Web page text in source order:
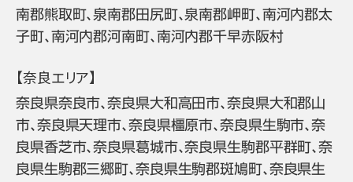
南郡熊取町、泉南郡田尻町、泉南郡岬町、南河内郡太
子町、南河内郡河南町、南河内郡千早赤阪村
【奈良エリア】
奈良県奈良市、奈良県大和高田市、奈良県大和郡山
市、奈良県天理市、奈良県橿原市、奈良県生駒市、奈
良県香芝市、奈良県葛城市、奈良県生駒郡平群町、奈
良県生駒郡三郷町、奈良県生駒郡斑鳩町、奈良県生